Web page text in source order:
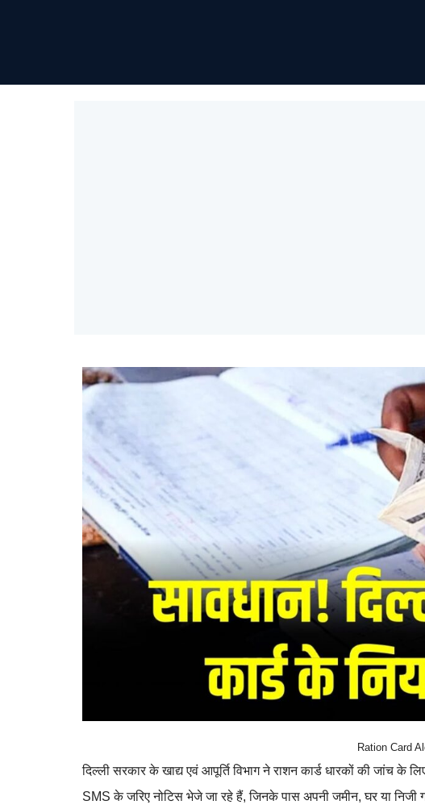
Ration Card
दिल्ली सरकार के खाद्य एवं आपूर्ति विभाग ने राशन कार्ड धारकों की जांच के
SMS के जरिए नोटिस भेजे जा रहे हैं, जिनके पास अपनी जमीन, घर या निजी